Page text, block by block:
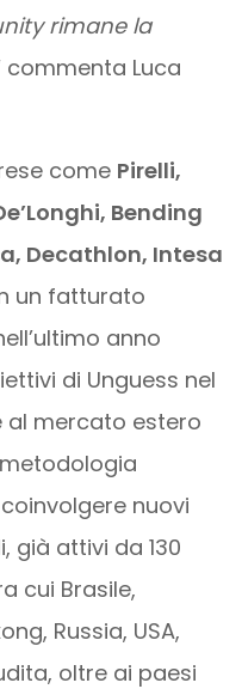
rimane la
commenta Luca
come Pirelli,
Bending
Decathlon, Intesa
un fatturato
anno
di Unguess nel
al mercato estero
nuovi
già attivi da 130
cui Brasile,
Russia, USA,
oltre ai paesi